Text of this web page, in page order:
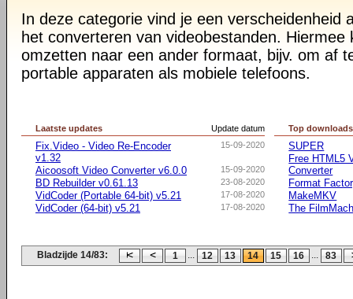
In deze categorie vind je een verscheidenheid
het converteren van videobestanden. Hiermee
omzetten naar een ander formaat, bijv. om af
portable apparaten als mobiele telefoons.
Update datum
Laatste updates
15-09-2020
Fix.Video - Video Re-Encoder
v1.32
15-09-2020
Aicoosoft Video Converter v6.0.0
23-08-2020
BD Rebuilder v0.61.13
17-08-2020
VidCoder (Portable 64-bit) v5.21
17-08-2020
VidCoder (64-bit) v5.21
Top downloads
SUPER
Free HTML5
Converter
Format
MakeMKV
The
Bladzijde 14/83: 1 ... 12 13 14 15 16 ... 83